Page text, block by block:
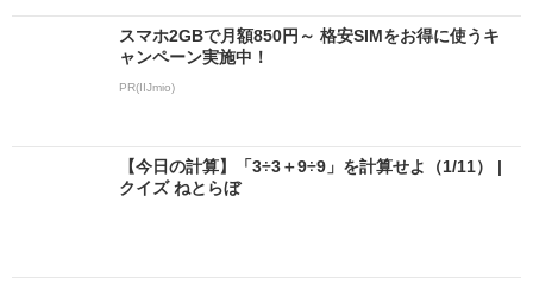
スマホ2GBで月額850円～ 格安SIMをお得に使うキ
ャンペーン実施中！
PR(IIJmio)
【今日の計算】「3÷3＋9÷9」を計算せよ（1/11） |
クイズ ねとらぼ